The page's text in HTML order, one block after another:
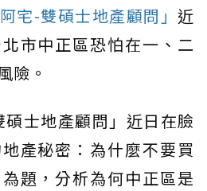
阿宅-雙碩士地產顧問」近
市中正區恐怕在一、二
險。
士地產顧問」近日在臉
產秘密：為什麼不要買
題，分析為何中正區是